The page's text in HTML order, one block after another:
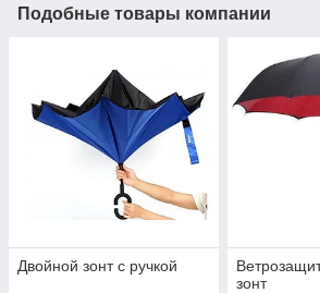
Подобные товары компании
Двойной зонт с ручкой
зонт